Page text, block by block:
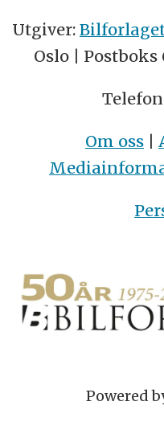
Utgiver:
Oslo | Postboks
Om oss |
Powered